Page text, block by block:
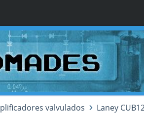
valvulados Laney